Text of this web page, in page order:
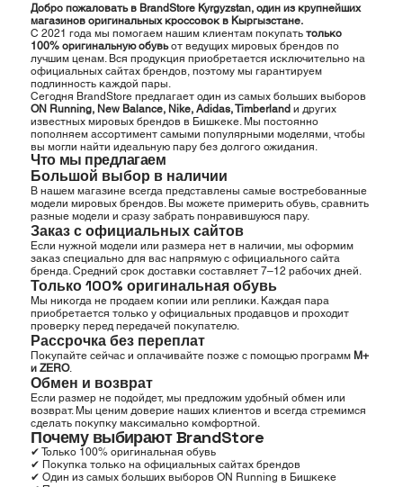
Добро пожаловать в BrandStore Kyrgyzstan, один из крупнейших
магазинов оригинальных кроссовок в Кыргызстане.
С 2021 года мы помогаем нашим клиентам покупатьтолько
100% оригинальную обувьот ведущих мировых брендов по
лучшим ценам. Вся продукция приобретается исключительно на
официальных сайтах брендов, поэтому мы гарантируем
подлинность каждой пары.
Сегодня BrandStore предлагает один из самых больших выборов
ON Running, New Balance, Nike, Adidas, Timberland и других
известных мировых брендов в Бишкеке. Мы постоянно
пополняем ассортимент самыми популярными моделями, чтобы
вы могли найти идеальную пару без долгого ожидания.
Что мы предлагаем
Большой выбор в наличии
В нашем магазине всегда представлены самые востребованные
модели мировых брендов. Вы можете примерить обувь, сравнить
разные модели и сразу забрать понравившуюся пару.
Заказ с официальных сайтов
Если нужной модели или размера нет в наличии, мы оформим
заказ специально для вас напрямую с официального сайта
бренда. Средний срок доставки составляет 7–12 рабочих дней.
Только 100% оригинальная обувь
Мы никогда не продаем копии или реплики. Каждая пара
приобретается только у официальных продавцов и проходит
проверку перед передачей покупателю.
Рассрочка без переплат
Покупайте сейчас и оплачивайте позже с помощью программ M+
и ZERO.
Обмен и возврат
Если размер не подойдет, мы предложим удобный обмен или
возврат. Мы ценим доверие наших клиентов и всегда стремимся
сделать покупку максимально комфортной.
Почему выбирают BrandStore
✔ Только 100% оригинальная обувь
✔ Покупка только на официальных сайтах брендов
✔ Один из самых больших выборов ON Running в Бишкеке